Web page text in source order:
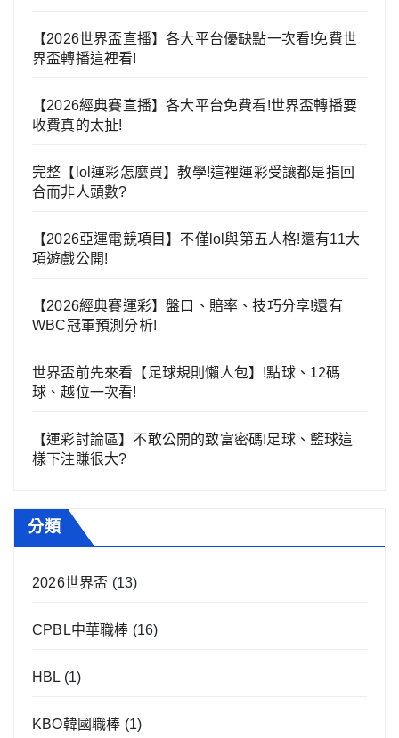
【2026世界盃直播】各大平台優缺點一次看!免費世
界盃轉播這裡看!
【2026經典賽直播】各大平台免費看!世界盃轉播要
收費真的太扯!
完整【lol運彩怎麼買】教學!這裡運彩受讓都是指回
合而非人頭數?
【2026亞運電競項目】不僅lol與第五人格!還有11大
項遊戲公開!
【2026經典賽運彩】盤口、賠率、技巧分享!還有
WBC冠軍預測分析!
世界盃前先來看【足球規則懶人包】!點球、12碼
球、越位一次看!
【運彩討論區】不敢公開的致富密碼!足球、籃球這
樣下注賺很大?
分類
2026世界盃 (13)
CPBL中華職棒 (16)
HBL (1)
KBO韓國職棒 (1)